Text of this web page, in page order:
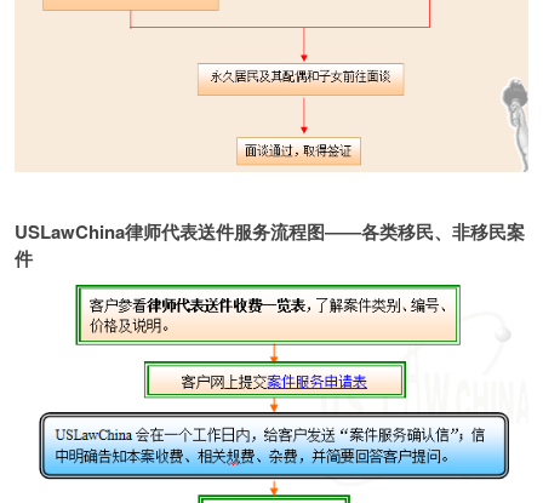
USLawChina律师代表送件服务流程图――各类移民、非移民案
件